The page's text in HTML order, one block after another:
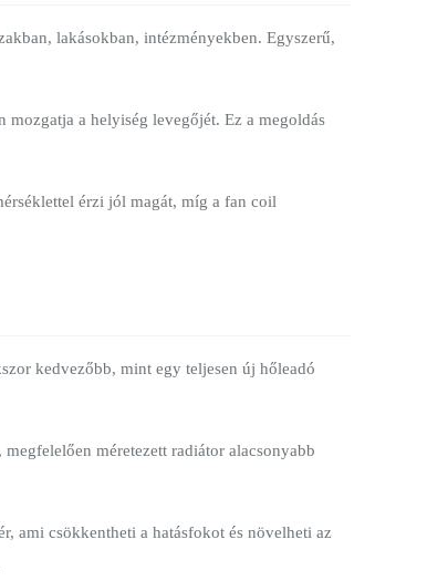
lakásokban, intézményekben. Egyszerű,
a helyiség levegőjét. Ez a megoldás
érzi jól magát, míg a fan coil
kedvezőbb, mint egy teljesen új hőleadó
méretezett radiátor alacsonyabb
ami csökkentheti a hatásfokot és növelheti az